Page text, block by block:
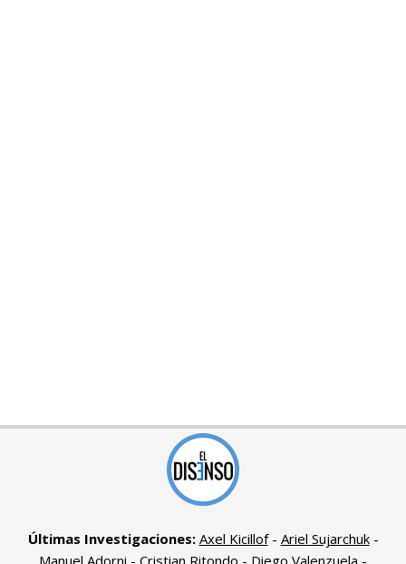
Últimas Investigaciones: Axel Kicillof- Ariel Sujarchuk-
Manuel Adorni - Cristian Ritondo - Diego Valenzuela -